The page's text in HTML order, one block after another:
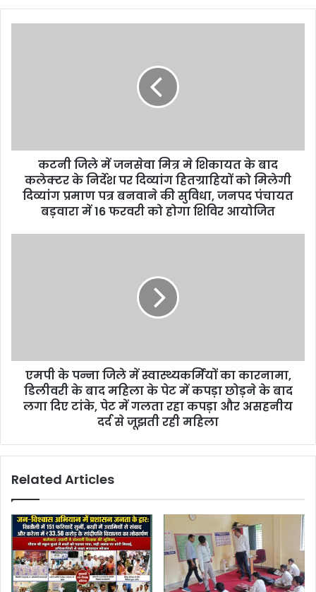
कटनी जिले में जनसेवा मित्र मे शिकायत के बाद
कलेक्टर के निर्देश पर दिव्यांग हितग्राहियों को मिलेगी
दिव्यांग प्रमाण पत्र बनवाने की सुविधा, जनपद पंचायत
बड़वारा में 16 फरवरी को होगा शिविर आयोजित
एमपी के पन्ना जिले में स्वास्थ्यकर्मियों का कारनामा,
डिलीवरी के बाद महिला के पेट में कपड़ा छोड़ने के बाद
लगा दिए टांके, पेट में गलता रहा कपड़ा और असहनीय
दर्द से जूझती रही महिला
Related Articles